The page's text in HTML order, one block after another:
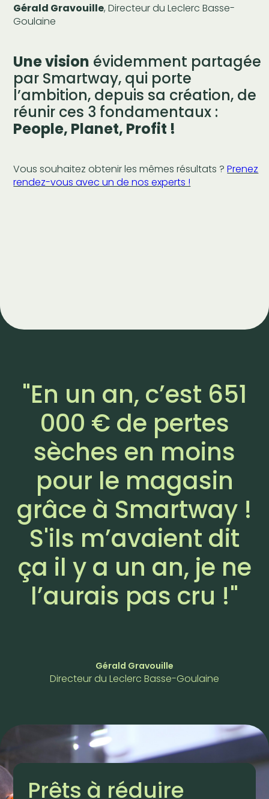
Gérald Gravouille, Directeur du Leclerc Basse-
Goulaine
Une vision évidemment partagée
par Smartway, qui porte
l’ambition, depuis sa création, de
réunir ces 3 fondamentaux :
People, Planet, Profit !
Vous souhaitez obtenir les mêmes résultats ?Prenez
rendez-vous avec un de nos experts !
"En un an, c’est 651
000 € de pertes
sèches en moins
pour le magasin
grâce à Smartway !
S'ils m’avaient dit
ça il y a un an, je ne
l’aurais pas cru !"
Gérald Gravouille
Directeur du Leclerc Basse-Goulaine
Prêts à réduire